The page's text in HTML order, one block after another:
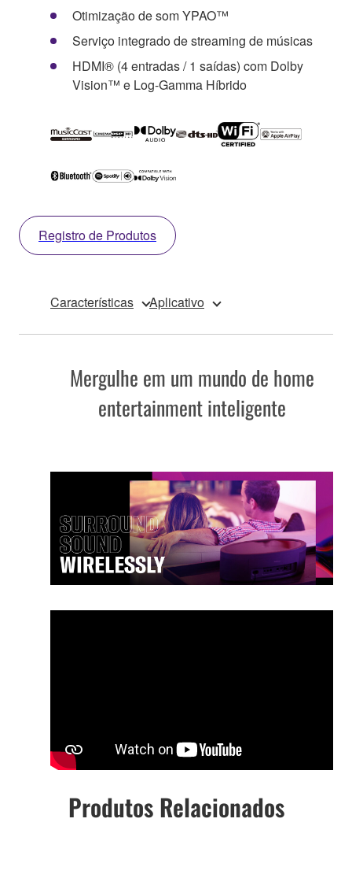
Otimização de som YPAO™
Serviço integrado de streaming de músicas
HDMI® (4 entradas / 1 saídas) com Dolby
Vision™ e Log-Gamma Híbrido
Registro de Produtos
Características Aplicativo
Produtos Relacionados